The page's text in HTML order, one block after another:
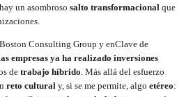
un asombroso salto transformacional que
Consulting Group y enClave de
empresas ya ha realizado inversiones
de trabajo híbrido. Más allá del esfuerzo
reto cultural y, si se me permite, algo etéreo: